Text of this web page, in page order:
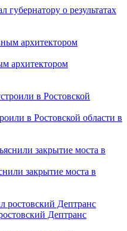
губернатору о результатах
архитектором
в Ростовской области в
закрытие моста в
Дептранс